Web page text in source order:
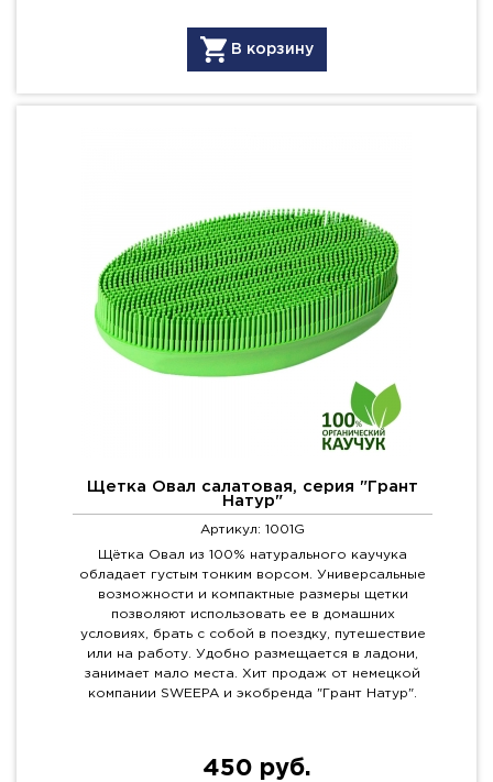
В корзину
Щетка Овал салатовая, серия "Грант
Натур"
Артикул: 1001G
Щётка Овал из 100% натурального каучука
обладает густым тонким ворсом. Универсальные
возможности и компактные размеры щетки
позволяют использовать ее в домашних
условиях, брать с собой в поездку, путешествие
или на работу. Удобно размещается в ладони,
занимает мало места. Хит продаж от немецкой
компании SWEEPA и экобренда "Грант Натур".
450 руб.